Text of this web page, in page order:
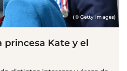
(© Getty Images)
princesa Kate y el